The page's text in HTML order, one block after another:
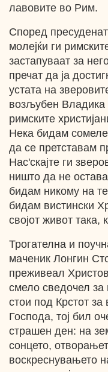
лавовите во Рим.
Според
молејќи ги
застапуваат за
пречат да ја
устата на
возљубен Владика
римските
Нека бидам
да се претставам
Нас'скајте ги
ништо да не
бидам никому на
бидам вистински
својот живот така,
Трогателна и
маченик Лонгин
преживеал
смело сведочел
стои под Крстот
Господа, тој бил
страшен ден: на
сонцето,
воскреснувањето